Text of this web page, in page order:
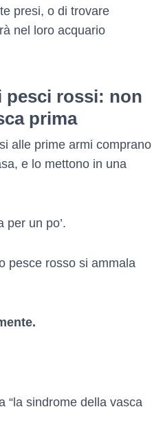
presi, o di trovare
nel loro acquario
pesci rossi: non
prima
alle prime armi comprano
e lo mettono in una
per un po’.
pesce rosso si ammala
“la sindrome della vasca